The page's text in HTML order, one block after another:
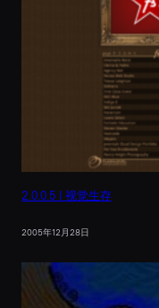
2.0.0.5 | 视觉生存
2005年12月28日